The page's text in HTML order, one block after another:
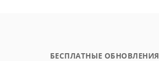
БЕСПЛАТНЫЕ ОБНОВЛЕНИЯ